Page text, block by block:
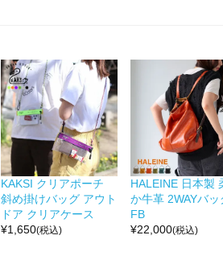
KAKSI クリアポーチ
斜め掛けバッグ アウト
ドア クリアケース
¥1,650(税込)
HALEINE 日本製
か牛革 2WAYバッ
FB
¥22,000(税込)